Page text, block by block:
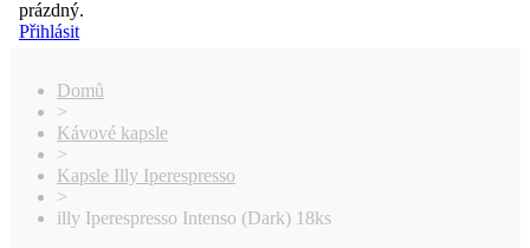
prázdný.
Přihlásit
Domů
>
Kávové kapsle
>
Kapsle Illy Iperespresso
>
illy Iperespresso Intenso (Dark) 18ks